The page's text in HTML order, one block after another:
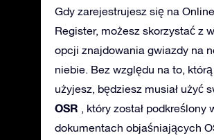
Gdy zarejestrujesz się na
Register, możesz skorzystać z
opcji znajdowania gwiazdy na
niebie. Bez względu na to,
użyjesz, będziesz musiał użyć
OSR , który został podkreślony
dokumentach objaśniających